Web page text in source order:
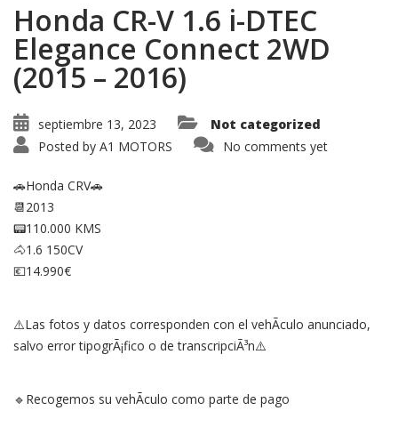
Honda CR-V 1.6 i-DTEC
Elegance Connect 2WD
(2015 – 2016)
septiembre 13, 2023
Not categorized
Posted by A1 MOTORS No comments yet
🚗Honda CRV🚗
📆2013
📟110.000 KMS
🐴1.6 150CV
💶14.990€
⚠️Las fotos y datos corresponden con el vehÃ­culo anunciado,
salvo error tipogrÃ¡fico o de transcripciÃ³n⚠️
🔹Recogemos su vehÃ­culo como parte de pago